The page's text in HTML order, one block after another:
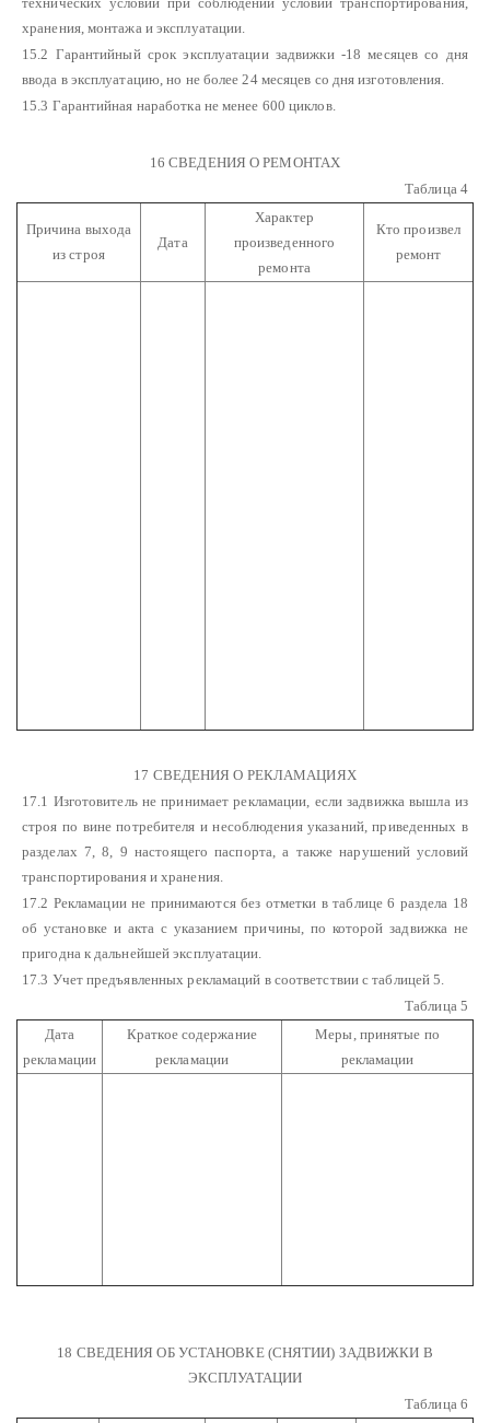
хранения, монтажа и эксплуатации.
15.2 Гарантийный срок эксплуатации задвижки -18 месяцев со дня
ввода в эксплуатацию, но не более 24 месяцев со дня изготовления.
15.3 Гарантийная наработка не менее 600 циклов.
16 СВЕДЕНИЯ О РЕМОНТАХ
Таблица 4
Причина выхода
из строя
Дата
Характер
произведенного
ремонта
Кто произвел
ремонт
17 СВЕДЕНИЯ О РЕКЛАМАЦИЯХ
17.1 Изготовитель не принимает рекламации, если задвижка вышла из
строя по вине потребителя и несоблюдения указаний, приведенных в
разделах 7, 8, 9 настоящего паспорта, а также нарушений условий
транспортирования и хранения.
17.2 Рекламации не принимаются без отметки в таблице 6 раздела 18
об установке и акта с указанием причины, по которой задвижка не
пригодна к дальнейшей эксплуатации.
17.3 Учет предъявленных рекламаций в соответствии с таблицей 5.
Таблица 5
Дата
рекламации
Краткое содержание
рекламации
Меры, принятые по
рекламации
18 СВЕДЕНИЯ ОБ УСТАНОВКЕ (СНЯТИИ) ЗАДВИЖКИ В
ЭКСПЛУАТАЦИИ
Таблица 6